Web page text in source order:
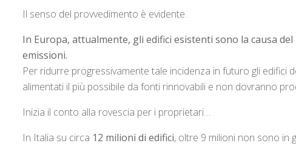
Il senso del provvedimento è evidente.
In Europa, attualmente, gli edifici esistenti sono la causa
emissioni.
Per ridurre progressivamente tale incidenza in futuro gli edifici
alimentati il più possibile da fonti rinnovabili e non dovranno
Inizia il conto alla rovescia per i proprietari…
In Italia su circa 12 milioni di edifici, oltre 9 milioni non sono in